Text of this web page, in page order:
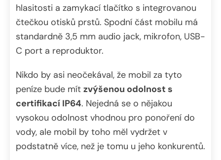
hlasitosti a zamykací tlačítko s integrovanou
čtečkou otisků prstů. Spodní část mobilu má
standardně 3,5 mm audio jack, mikrofon, USB-
C port a reproduktor.
Nikdo by asi neočekával, že mobil za tyto
peníze bude mít zvýšenou odolnost s
certifikací IP64. Nejedná se o nějakou
vysokou odolnost vhodnou pro ponoření do
vody, ale mobil by toho měl vydržet v
podstatně více, než je tomu u jeho konkurentů.